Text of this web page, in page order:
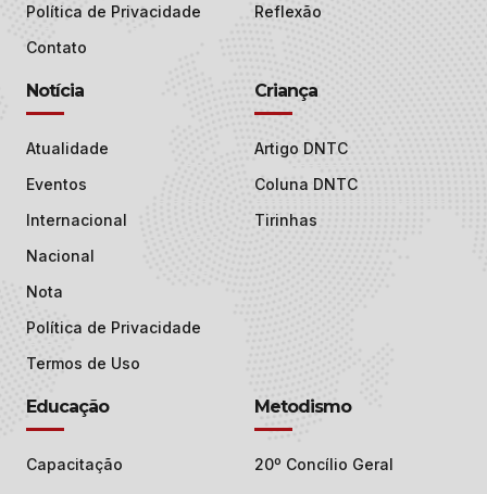
Política de Privacidade
Contato
Reflexão
Notícia
Atualidade
Eventos
Internacional
Nacional
Nota
Política de Privacidade
Termos de Uso
Criança
Artigo DNTC
Coluna DNTC
Tirinhas
Educação
Capacitação
Metodismo
20º Concílio Geral